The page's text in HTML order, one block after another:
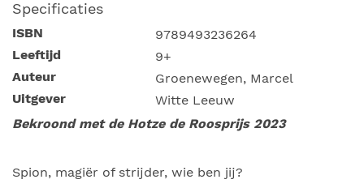
Specificaties
ISBN
9789493236264
Leeftijd
9+
Auteur
Groenewegen, Marcel
Uitgever
Witte Leeuw
Bekroond met de Hotze de Roosprijs 2023
Spion, magiër of strijder, wie ben jij?